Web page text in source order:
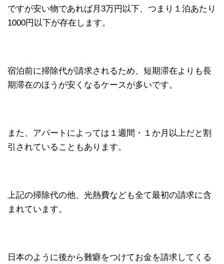
ですが安い物であれば月3万円以下、つまり１泊あたり
1000円以下が存在します。
宿泊前に掃除代が請求されるため、短期滞在よりも長
期滞在のほうが安くなるケースが多いです。
また、アパートによっては１週間・１か月以上だと割
引されていることもあります。
上記の掃除代の他、光熱費なども全て最初の請求に含
まれています。
日本のように後から難癖をつけてお金を請求してくる